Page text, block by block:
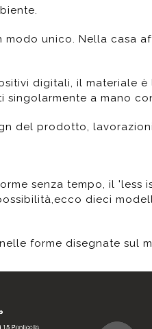
unico. Nella casa
digitali, il materiale
a mano
del prodotto,
senza tempo, il 'less
dieci
forme disegnate sul